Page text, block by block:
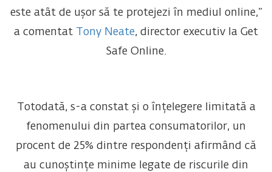
este atât de ușor să te protejezi în mediul online,”
a comentat Tony Neate, director executiv la Get
Safe Online.
Totodată, s-a constat și o înțelegere limitată a
fenomenului din partea consumatorilor, un
procent de 25% dintre respondenți afirmând că
au cunoștințe minime legate de riscurile din